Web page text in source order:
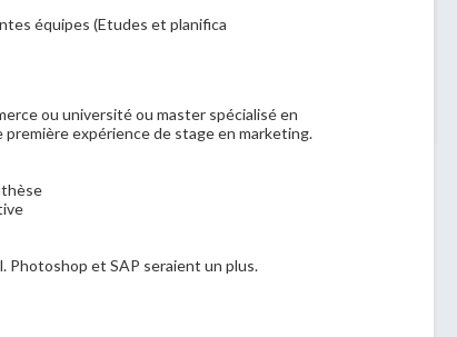
équipes (Etudes et planifica
ou université ou master spécialisé en
expérience de stage en marketing.
Photoshop et SAP seraient un plus.